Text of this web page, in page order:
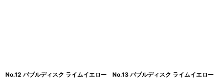
No.12 バブルディスク ライムイエロー No.13 バブルディスク ライムイエロー